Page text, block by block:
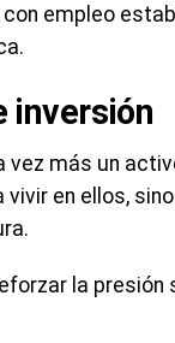
empleo
inversión
más un
en ellos,
la presión